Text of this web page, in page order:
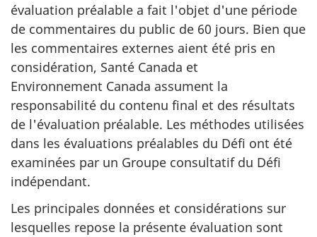
évaluation préalable a fait l'objet d'une période
de commentaires du public de 60 jours. Bien que
les commentaires externes aient été pris en
considération, Santé Canada et
Environnement Canada assument la
responsabilité du contenu final et des résultats
de l'évaluation préalable. Les méthodes utilisées
dans les évaluations préalables du Défi ont été
examinées par un Groupe consultatif du Défi
indépendant.
Les principales données et considérations sur
lesquelles repose la présente évaluation sont